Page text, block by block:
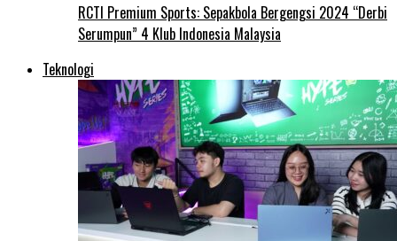
RCTI Premium Sports: Sepakbola Bergengsi 2024 “Derbi
Serumpun” 4 Klub Indonesia Malaysia
Teknologi